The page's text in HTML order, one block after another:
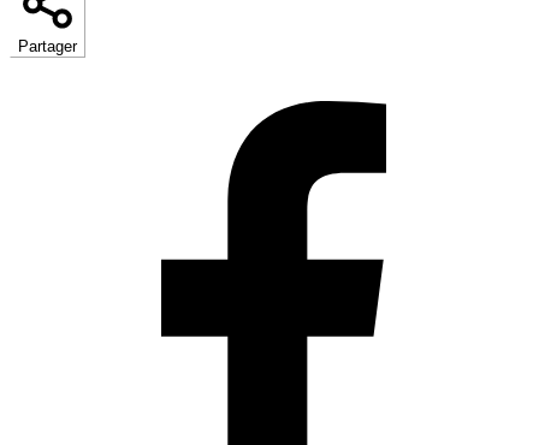
Partager